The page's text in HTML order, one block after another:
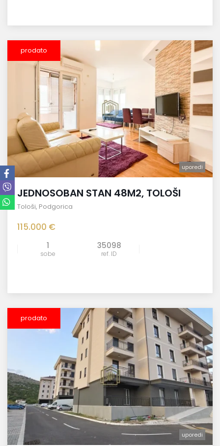
prodato
uporedi
JEDNOSOBAN STAN 48M2, TOLOŠI
Tološi, Podgorica
115.000 €
1
sobe
35098
ref. ID
prodato
uporedi